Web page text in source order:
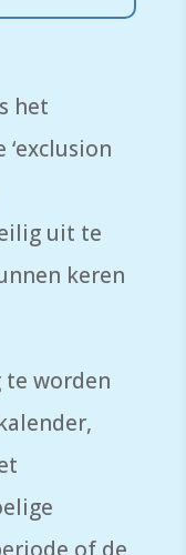
het
uit te
keren
te worden
of de